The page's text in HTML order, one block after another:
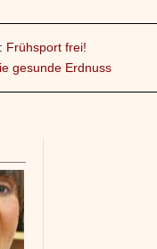
Frühsport frei!
gesunde Erdnuss